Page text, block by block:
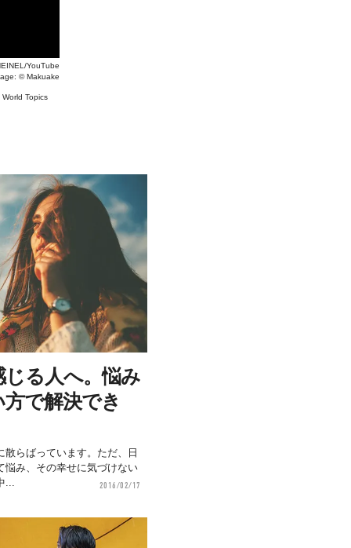
YouTube
©Makuake
World Topics
る人へ。悩み
で解決でき
らばっています。ただ、日
悩み、その幸せに気づけない
2016/02/17